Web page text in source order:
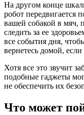
На другом конце
робот передвигается
вашей собакой в мяч,
следить за ее
все события дня,
вернетесь домой, если
Хотя все это звучит
подобные гаджеты
не обеспечить их
Что может